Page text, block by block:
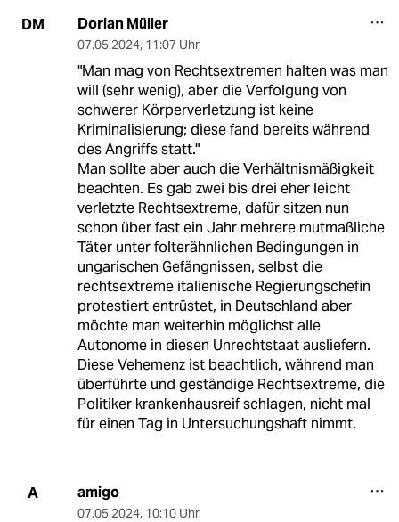
DM Dorian Müller
07.05.2024, 11:07 Uhr
"Man mag von Rechtsextremen halten was man
will (sehr wenig), aber die Verfolgung von
schwerer Körperverletzung ist keine
Kriminalisierung; diese fand bereits während
des Angriffs statt."
Man sollte aber auch die Verhältnismäßigkeit
beachten. Es gab zwei bis drei eher leicht
verletzte Rechtsextreme, dafür sitzen nun
schon über fast ein Jahr mehrere mutmaßliche
Täter unter folterähnlichen Bedingungen in
ungarischen Gefängnissen, selbst die
rechtsextreme italienische Regierungschefin
protestiert entrüstet, in Deutschland aber
möchte man weiterhin möglichst alle
Autonome in diesen Unrechtstaat ausliefern.
Diese Vehemenz ist beachtlich, während man
überführte und geständige Rechtsextreme, die
Politiker krankenhausreif schlagen, nicht mal
für einen Tag in Untersuchungshaft nimmt.
A amigo
07.05.2024, 10:10 Uhr